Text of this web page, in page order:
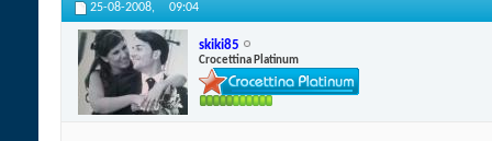
25-08-2008, 09:04
skiki85
Crocettina Platinum